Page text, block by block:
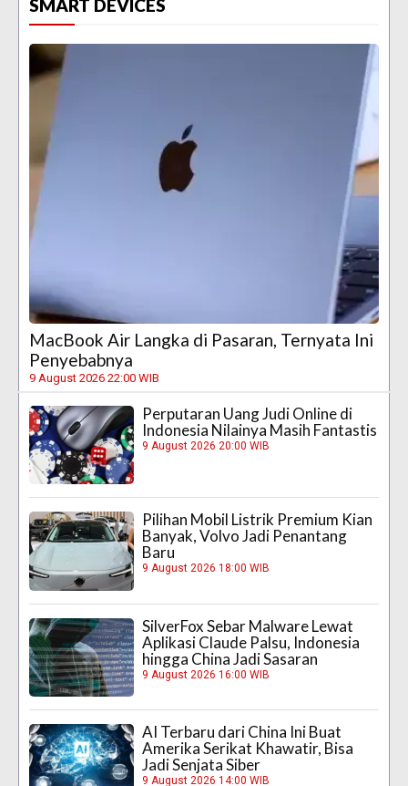
SMART DEVICES
MacBook Air Langka di Pasaran, Ternyata Ini
Penyebabnya
9 August 2026 22:00 WIB
Perputaran Uang Judi Online di
Indonesia Nilainya Masih Fantastis
9 August 2026 20:00 WIB
Pilihan Mobil Listrik Premium Kian
Banyak, Volvo Jadi Penantang
Baru
9 August 2026 18:00 WIB
SilverFox Sebar Malware Lewat
Aplikasi Claude Palsu, Indonesia
hingga China Jadi Sasaran
9 August 2026 16:00 WIB
AI Terbaru dari China Ini Buat
Amerika Serikat Khawatir, Bisa
Jadi Senjata Siber
9 August 2026 14:00 WIB